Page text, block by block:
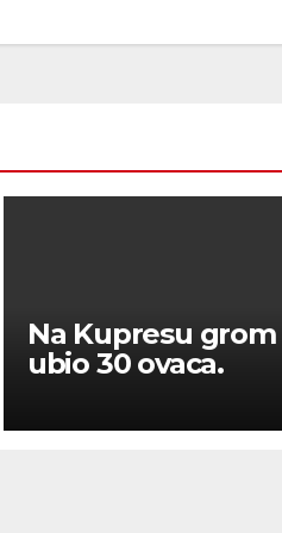
Na Kupresu grom
ubio 30 ovaca.